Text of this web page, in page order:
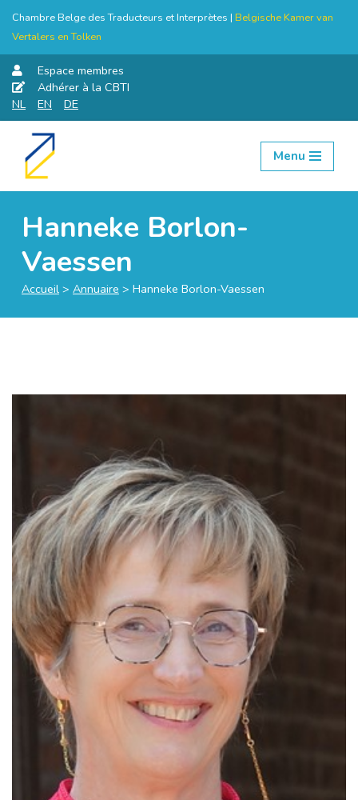
Chambre Belge des Traducteurs et Interprètes | Belgische Kamer van
Vertalers en Tolken
Espace membres
Adhérer à la CBTI
NL
EN DE
Aller
Menu
Hanneke Borlon-
Vaessen
Accueil > Annuaire > Hanneke Borlon-Vaessen